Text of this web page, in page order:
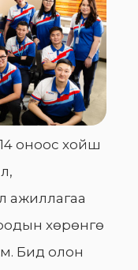
оноос хойш
ажиллагаа
хөрөнгө
Бид олон